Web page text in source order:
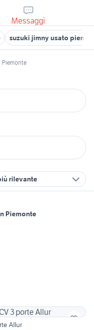
Messaggi
suzuki jimny usato
Piemonte
rilevante
Piemonte
Allur